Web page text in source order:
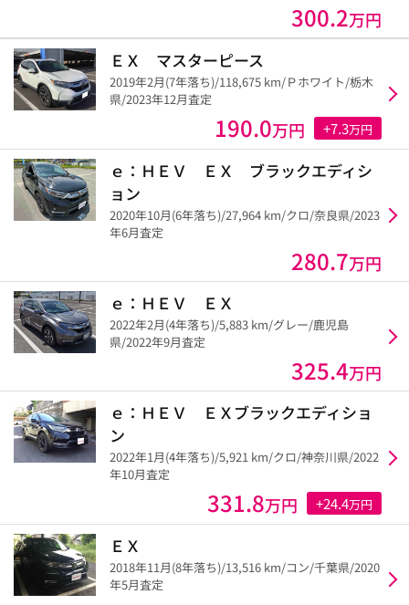
300.2万円
ＥＸ マスターピース
2019年2月(7年落ち)/118,675 km/Ｐホワイト/栃木
県/2023年12月査定
190.0万円 +7.3万円
ｅ：ＨＥＶ ＥＸ ブラックエディシ
ョン
2020年10月(6年落ち)/27,964 km/クロ/奈良県/2023
年6月査定
280.7万円
ｅ：ＨＥＶ ＥＸ
2022年2月(4年落ち)/5,883 km/グレー/鹿児島
県/2022年9月査定
325.4万円
ｅ：ＨＥＶ ＥＸブラックエディショ
ン
2022年1月(4年落ち)/5,921 km/クロ/神奈川県/2022
年10月査定
331.8万円 +24.4万円
ＥＸ
2018年11月(8年落ち)/13,516 km/コン/千葉県/2020
年5月査定